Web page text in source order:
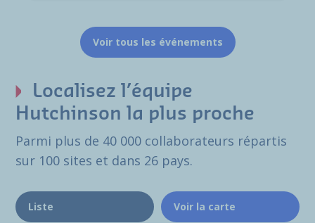
Voir tous les événements
Localisez l’équipe
Hutchinson la plus proche
Parmi plus de 40 000 collaborateurs répartis
sur 100 sites et dans 26 pays.
Liste Voir la carte